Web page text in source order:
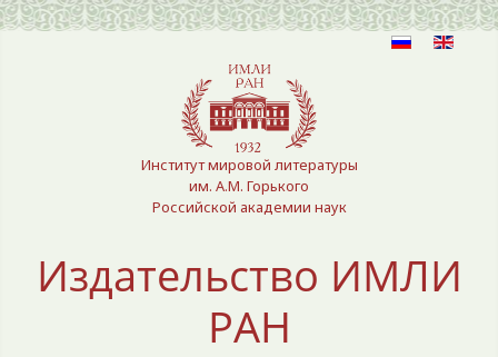
Выберите язык
Институт мировой литературы
им. А.М. Горького
Российской академии наук
Издательство ИМЛИ
РАН